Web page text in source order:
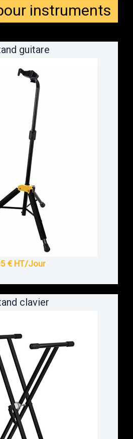
instruments
guitare
€ HT/Jour
clavier